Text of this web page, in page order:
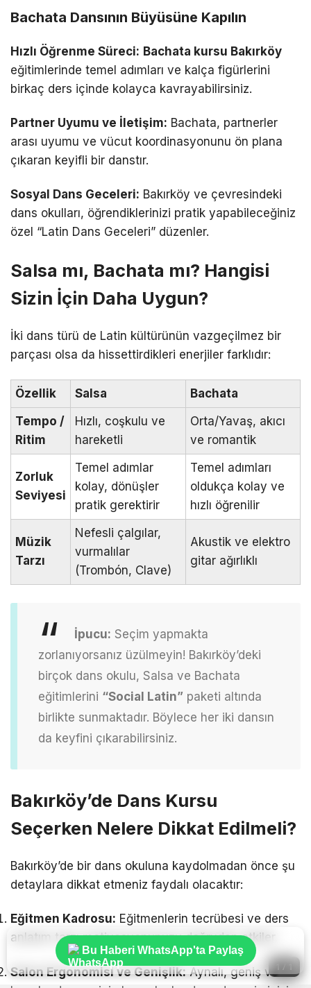
Bachata Dansının Büyüsüne Kapılın
Hızlı Öğrenme Süreci: Bachata kursu Bakırköy
eğitimlerinde temel adımları ve kalça figürlerini
birkaç ders içinde kolayca kavrayabilirsiniz.
Partner Uyumu ve İletişim: Bachata, partnerler
arası uyumu ve vücut koordinasyonunu ön plana
çıkaran keyifli bir danstır.
Sosyal Dans Geceleri: Bakırköy ve çevresindeki
dans okulları, öğrendiklerinizi pratik yapabileceğiniz
özel “Latin Dans Geceleri” düzenler.
Salsa mı, Bachata mı? Hangisi
Sizin İçin Daha Uygun?
İki dans türü de Latin kültürünün vazgeçilmez bir
parçası olsa da hissettirdikleri enerjiler farklıdır:
Özellik Salsa
Bachata
Tempo /
Ritim
Hızlı, coşkulu ve
hareketli
Orta/Yavaş, akıcı
ve romantik
Zorluk
Seviyesi
Temel adımlar
kolay, dönüşler
pratik gerektirir
Temel adımları
oldukça kolay ve
hızlı öğrenilir
Müzik
Tarzı
Nefesli çalgılar,
vurmalılar
(Trombón, Clave)
Akustik ve elektro
gitar ağırlıklı
İpucu: Seçim yapmakta
zorlanıyorsanız üzülmeyin! Bakırköy’deki
birçok dans okulu, Salsa ve Bachata
eğitimlerini “Social Latin” paketi altında
birlikte sunmaktadır. Böylece her iki dansın
da keyfini çıkarabilirsiniz.
Bakırköy’de Dans Kursu
Seçerken Nelere Dikkat Edilmeli?
Bakırköy’de bir dans okuluna kaydolmadan önce şu
detaylara dikkat etmeniz faydalı olacaktır:
Eğitmen Kadrosu: Eğitmenlerin tecrübesi ve ders
anlatım tarzı motivasyonunuzu doğrudan etkiler.
Salon Ergonomisi ve Genişlik:Aynalı, geniş ve1 / 1
Bu Haberi WhatsApp'ta Paylaş